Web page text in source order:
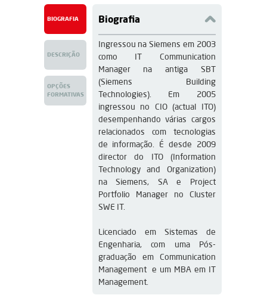
BIOGRAFIA
DESCRIÇÃO
OPÇÕES
FORMATIVAS
Biografia
Ingressou na Siemens em 2003
como IT Communication
Manager na antiga SBT
(Siemens Building
Technologies). Em 2005
ingressou no CIO (actual ITO)
desempenhando várias cargos
relacionados com tecnologias
de informação. É desde 2009
director do ITO (Information
Technology and Organization)
na Siemens, SA e Project
Portfolio Manager no Cluster
SWE IT.
Licenciado em Sistemas de
Engenharia, com uma Pós-
graduação em Communication
Management  e um MBA em IT
Management.